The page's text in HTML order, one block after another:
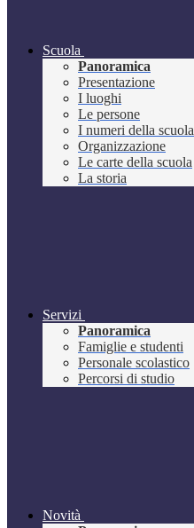
Scuola
Panoramica
Presentazione
I luoghi
Le persone
I numeri della scuola
Organizzazione
Le carte della scuola
La storia
Servizi
Panoramica
Famiglie e studenti
Personale scolastico
Percorsi di studio
Novità